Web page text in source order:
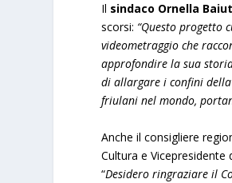
Il sindaco Ornella
scorsi: “Questo progetto
videometraggio che
approfondire la sua
di allargare i confini
friulani nel mondo,
Anche il consigliere
Cultura e Vicepresidente
“Desidero ringraziare il